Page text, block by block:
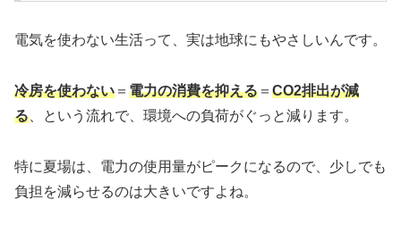
電気を使わない生活って、実は地球にもやさしいんです。
冷房を使わない ＝ 電力の消費を抑える ＝ CO2排出が減
る 、という流れで、環境への負荷がぐっと減ります。
特に夏場は、電力の使用量がピークになるので、少しでも
負担を減らせるのは大きいですよね。